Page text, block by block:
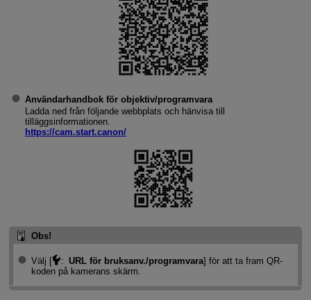
Användarhandbok för objektiv/programvara
Ladda ned från följande webbplats och hänvisa till
tilläggsinformationen.
https://cam.start.canon/
Obs!
Välj [ : URL för bruksanv./programvara] för att ta fram QR-
koden på kamerans skärm.